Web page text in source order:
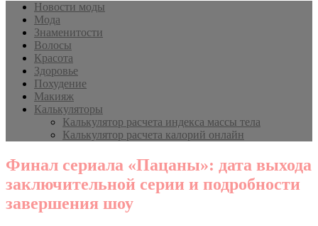
Новости моды
Мода
Знаменитости
Волосы
Красота
Здоровье
Похудение
Макияж
Калькуляторы
Калькулятор расчета индекса массы тела
Калькулятор расчета калорий онлайн
Финал сериала «Пацаны»: дата выхода
заключительной серии и подробности
завершения шоу